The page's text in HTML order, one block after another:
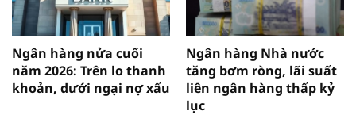
Ngân hàng nửa cuối
năm 2026: Trên lo thanh
khoản, dưới ngại nợ xấu
Ngân hàng Nhà nước
tăng bơm ròng, lãi suất
liên ngân hàng thấp kỷ
lục